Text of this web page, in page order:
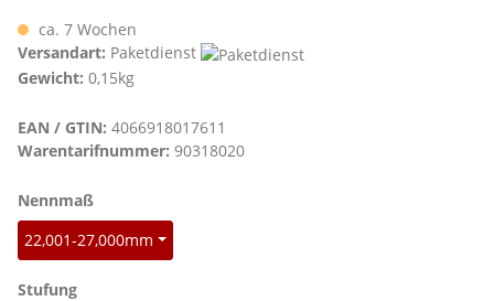
ca. 7 Wochen
Versandart: Paketdienst
Gewicht: 0,15kg
EAN / GTIN: 4066918017611
Warentarifnummer: 90318020
Nennmaßauswählen
22,001-27,000mm
Stufungauswählen